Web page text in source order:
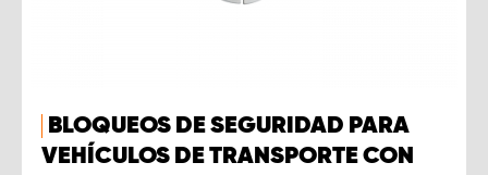
BLOQUEOS DE SEGURIDAD PARA
VEHÍCULOS DE TRANSPORTE CON